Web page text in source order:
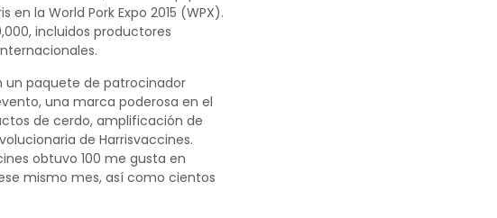
la World Pork Expo 2015 (WPX).
incluidos productores
un paquete de patrocinador
una marca poderosa en el
de cerdo, amplificación de
de Harrisvaccines.
obtuvo 100 me gusta en
mismo mes, así como cientos